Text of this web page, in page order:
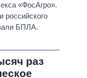
«ФосАгро».
БПЛА.
раз